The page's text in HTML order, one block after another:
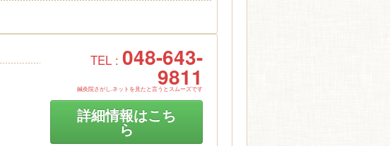
TEL : 048-643-
9811
鍼灸院さがし.ネットを見たと言うとスムーズです
詳細情報はこち
ら